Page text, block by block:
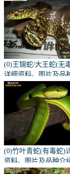
(0)王锦蛇/大王蛇(无
详细资料、图片及品
绍
(0)竹叶青蛇(有毒蛇)
资料、图片及品种介